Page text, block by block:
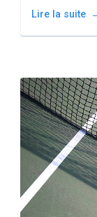
Lire la suite